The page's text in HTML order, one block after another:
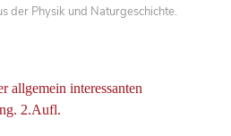
der Physik und Naturgeschichte.
allgemein interessanten
2.Aufl.